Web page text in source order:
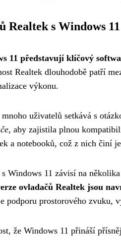
s Windows 11
11 představují klíčový
Realtek dlouhodobě patří
výkonu.
uživatelů setkává s
, aby zajistila plnou
a notebooků, což z nich činí
Windows 11 závisí na
ovladačů Realtek jsou
podporu prostorového
že Windows 11 přináší